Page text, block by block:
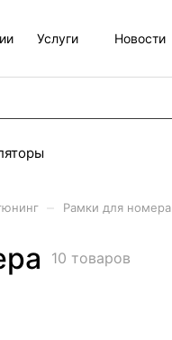
Услуги Новости
Рамки для номера
10 товаров